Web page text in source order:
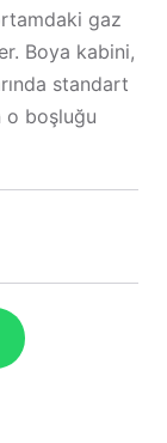
gaz
Boya kabini,
standart
o boşluğu